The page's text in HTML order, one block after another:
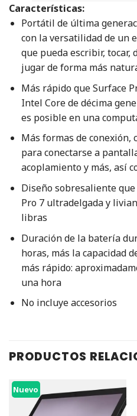
Características:
Portátil de última
con la versatilidad de un
que pueda escribir,
jugar de forma más
Más rápido que Surface
Intel Core de décima
es posible en una
Más formas de conexión,
para conectarse a
acoplamiento y más, así
Diseño sobresaliente
Pro 7 ultradelgada y
libras
Duración de la batería
horas, más la capacidad
más rápido:
una hora
No incluye accesorios
PRODUCTOS
Nuevo